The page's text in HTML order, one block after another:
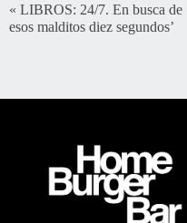
« LIBROS: 24/7. En busca de
esos malditos diez segundos’